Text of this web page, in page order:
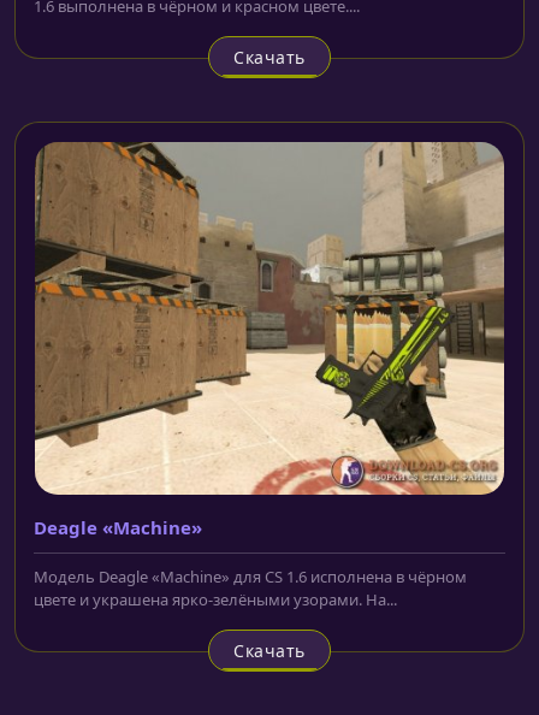
1.6 выполнена в чёрном и красном цвете....
Скачать
Deagle «Machine»
Модель Deagle «Machine» для CS 1.6 исполнена в чёрном
цвете и украшена ярко-зелёными узорами. На...
Скачать